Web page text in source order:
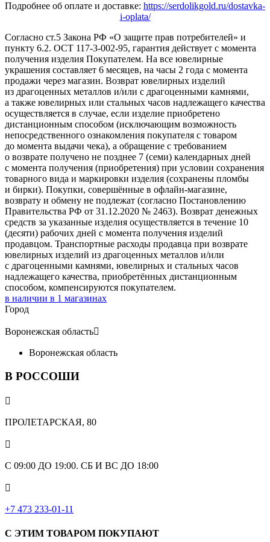
Подробнее об оплате и доставке: https://serdolikgold.ru/dostavka-
i-oplata/
Согласно ст.5 Закона РФ «О защите прав потребителей» и
пункту 6.2. ОСТ 117-3-002-95, гарантия действует с момента
получения изделия Покупателем. На все ювелирные
украшения составляет 6 месяцев, на часы 2 года с момента
продажи через магазин. Возврат ювелирных изделий
из драгоценных металлов и/или с драгоценными камнями,
а также ювелирных или стальных часов надлежащего качества
осуществляется в случае, если изделие приобретено
дистанционным способом (исключающим возможность
непосредственного ознакомления покупателя с товаром
до момента выдачи чека), а обращение с требованием
о возврате получено не позднее 7 (семи) календарных дней
с момента получения (приобретения) при условии сохранения
товарного вида и маркировки изделия (сохранены пломбы
и бирки). Покупки, совершённые в офлайн-магазине,
возврату и обмену не подлежат (согласно Постановлению
Правительства РФ от 31.12.2020 № 2463). Возврат денежных
средств за указанные изделия осуществляется в течение 10
(десяти) рабочих дней с момента получения изделий
продавцом. Транспортные расходы продавца при возврате
ювелирных изделий из драгоценных металлов и/или
с драгоценными камнями, ювелирных и стальных часов
надлежащего качества, приобретённых дистанционным
способом, компенсируются покупателем.
в наличии в 1 магазинах
Город
Воронежская область
Воронежская область
В РОССОШИ

ПРОЛЕТАРСКАЯ, 80

С 09:00 ДО 19:00. СБ И ВС ДО 18:00

+7 473 233-01-11
С ЭТИМ ТОВАРОМ ПОКУПАЮТ